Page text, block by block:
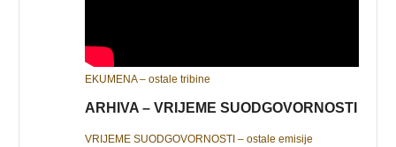
EKUMENA – ostale tribine
ARHIVA – VRIJEME SUODGOVORNOSTI
VRIJEME SUODGOVORNOSTI – ostale emisije